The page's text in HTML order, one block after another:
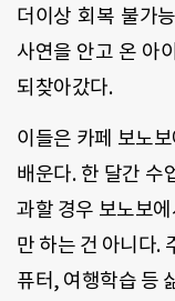
더이상 회복 불가
사연을 안고 온 아
되찾아갔다.
이들은 카페 보노
배운다. 한 달간 수
과할 경우 보노보
만 하는 건 아니다.
퓨터, 여행학습 등